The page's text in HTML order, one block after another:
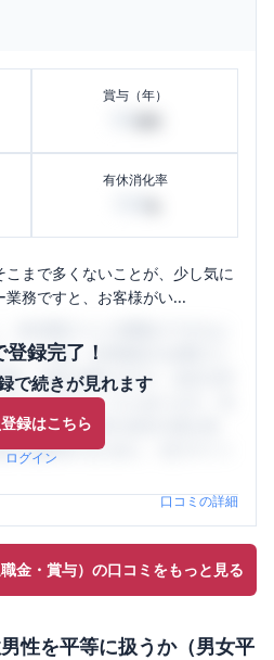
賞与（年）
有休消化率
まで多くないことが、少し気に
務ですと、お客様がい...
登録完了！
で続きが見れます
録はこちら
ログイン
ーハブ)は、女性限定の企業口コ
面・女性の働きやすさ・会社の評
すべき点がたくさんあります。先
通して、本当の会社の姿を知
みを解消するために、ぜひサイト
口コミの詳細
金・賞与）の口コミをもっと見る
性を平等に扱うか（男女平